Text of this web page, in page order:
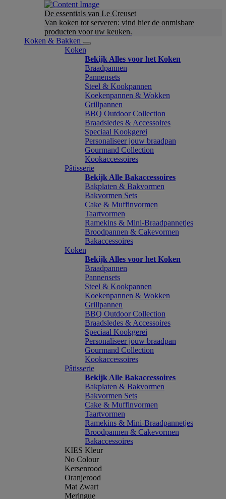
De essentials van Le Creuset
Van koken tot serveren: vind hier de onmisbare
producten voor uw keuken.
Koken & Bakken
Koken
Bekijk Alles voor het Koken
Braadpannen
Pannensets
Steel & Kookpannen
Koekenpannen & Wokken
Grillpannen
BBQ Outdoor Collection
Braadsledes & Accessoires
Speciaal Kookgerei
Personaliseer jouw braadpan
Gourmand Collection
Kookaccessoires
Pâtisserie
Bekijk Alle Bakaccessoires
Bakplaten & Bakvormen
Bakvormen Sets
Cake & Muffinvormen
Taartvormen
Ramekins & Mini-Braadpannetjes
Broodpannen & Cakevormen
Bakaccessoires
Koken
Bekijk Alles voor het Koken
Braadpannen
Pannensets
Steel & Kookpannen
Koekenpannen & Wokken
Grillpannen
BBQ Outdoor Collection
Braadsledes & Accessoires
Speciaal Kookgerei
Personaliseer jouw braadpan
Gourmand Collection
Kookaccessoires
Pâtisserie
Bekijk Alle Bakaccessoires
Bakplaten & Bakvormen
Bakvormen Sets
Cake & Muffinvormen
Taartvormen
Ramekins & Mini-Braadpannetjes
Broodpannen & Cakevormen
Bakaccessoires
KIES Kleur
No Colour
Kersenrood
Oranjerood
Mat Zwart
Meringue